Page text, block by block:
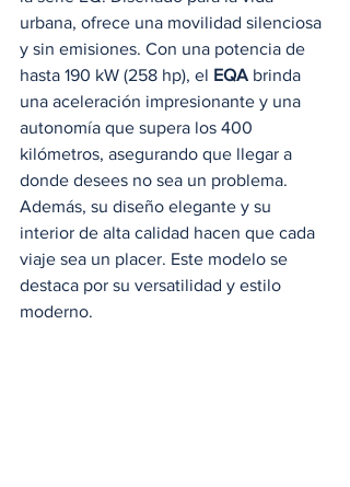
urbana, ofrece una movilidad silenciosa
y sin emisiones. Con una potencia de
hasta 190 kW (258 hp), el EQA brinda
una aceleración impresionante y una
autonomía que supera los 400
kilómetros, asegurando que llegar a
donde desees no sea un problema.
Además, su diseño elegante y su
interior de alta calidad hacen que cada
viaje sea un placer. Este modelo se
destaca por su versatilidad y estilo
moderno.